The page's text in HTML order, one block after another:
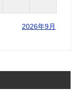
2026年9月